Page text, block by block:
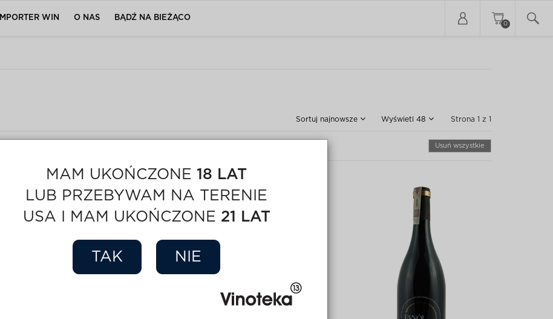
0
IMPORTER WIN O NAS BĄDŹ NA BIEŻĄCO
Sortuj najnowsze Wyświetl 48 Strona 1 z 1
Usuń wszystkie
MAM UKOŃCZONE 18 LAT
LUB PRZEBYWAM NA TERENIE
USA I MAM UKOŃCZONE 21 LAT
TAK NIE